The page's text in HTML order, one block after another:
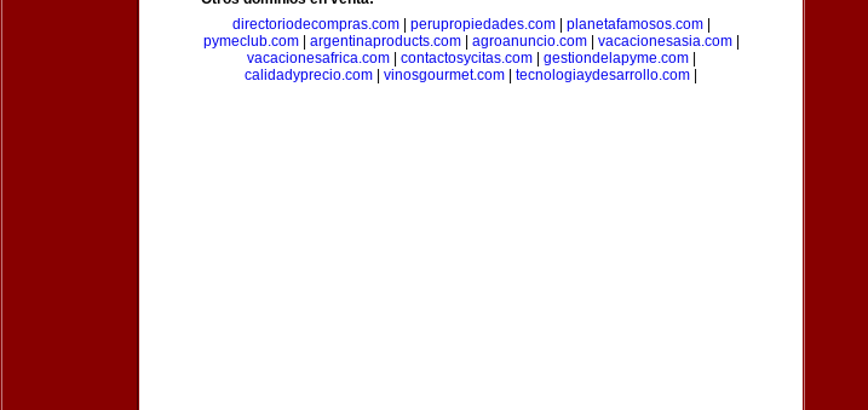
directoriodecompras.com| perupropiedades.com| planetafamosos.com|
pymeclub.com| argentinaproducts.com| agroanuncio.com| vacacionesasia.com|
vacacionesafrica.com| contactosycitas.com| gestiondelapyme.com|
calidadyprecio.com
vinosgourmet.com tecnologiaydesarrollo.com